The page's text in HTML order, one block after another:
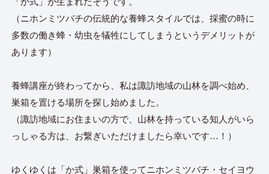
「か式」が生まれたそうです。
（ニホンミツバチの伝統的な養蜂スタイルでは、採蜜の時に
多数の働き蜂・幼虫を犠牲にしてしまうというデメリットが
あります）
養蜂講座が終わってから、私は諏訪地域の山林を調べ始め、
巣箱を置ける場所を探し始めました。
（諏訪地域にお住まいの方で、山林を持っている知人がいら
っしゃる方は、お繋ぎいただけましたら幸いです…！）
ゆくゆくは「か式」巣箱を使ってニホンミツバチ・セイヨウ